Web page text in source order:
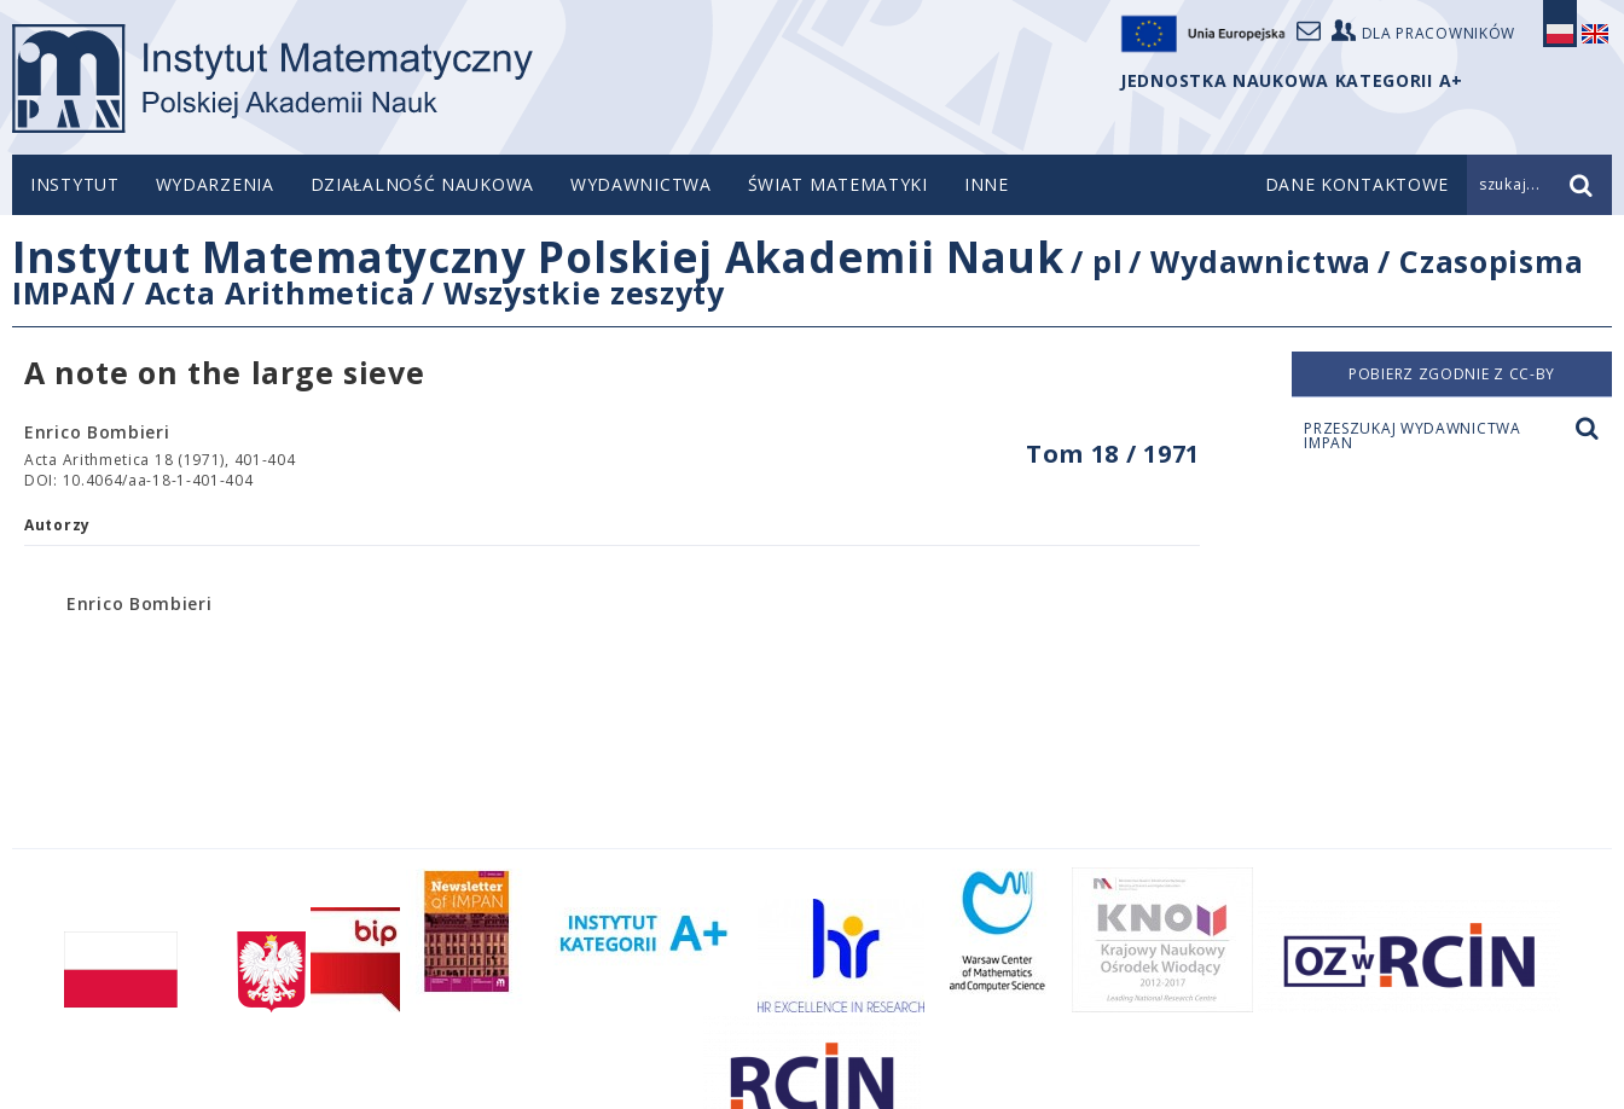
DLA PRACOWNIKÓW
JEDNOSTKA NAUKOWA KATEGORII A+
INSTYTUT WYDARZENIA DZIAŁALNOŚĆ NAUKOWA WYDAWNICTWA ŚWIAT MATEMATYKI INNE DANE KONTAKTOWE szukaj...
Instytut Matematyczny Polskiej Akademii Nauk/ pl /Wydawnictwa / Czasopisma
IMPAN / Acta Arithmetica/ Wszystkie zeszyty
A note on the large sieve
Tom 18 / 1971
Enrico Bombieri
Acta Arithmetica 18 (1971), 401-404
DOI: 10.4064/aa-18-1-401-404
Autorzy
Enrico Bombieri
POBIERZ ZGODNIE Z CC-BY
PRZESZUKAJ WYDAWNICTWA
IMPAN